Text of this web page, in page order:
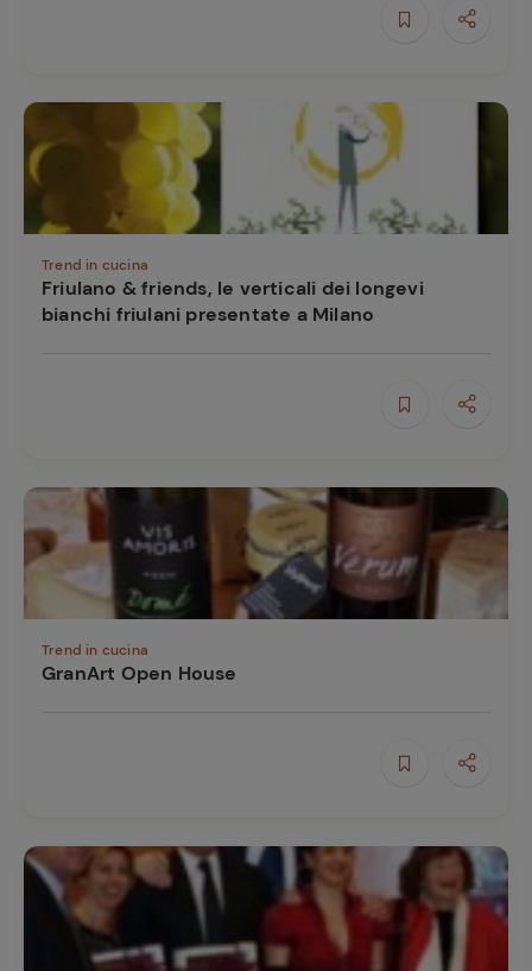
Trend in cucina
Friulano & friends, le verticali dei longevi
bianchi friulani presentate a Milano
Trend in cucina
GranArt Open House